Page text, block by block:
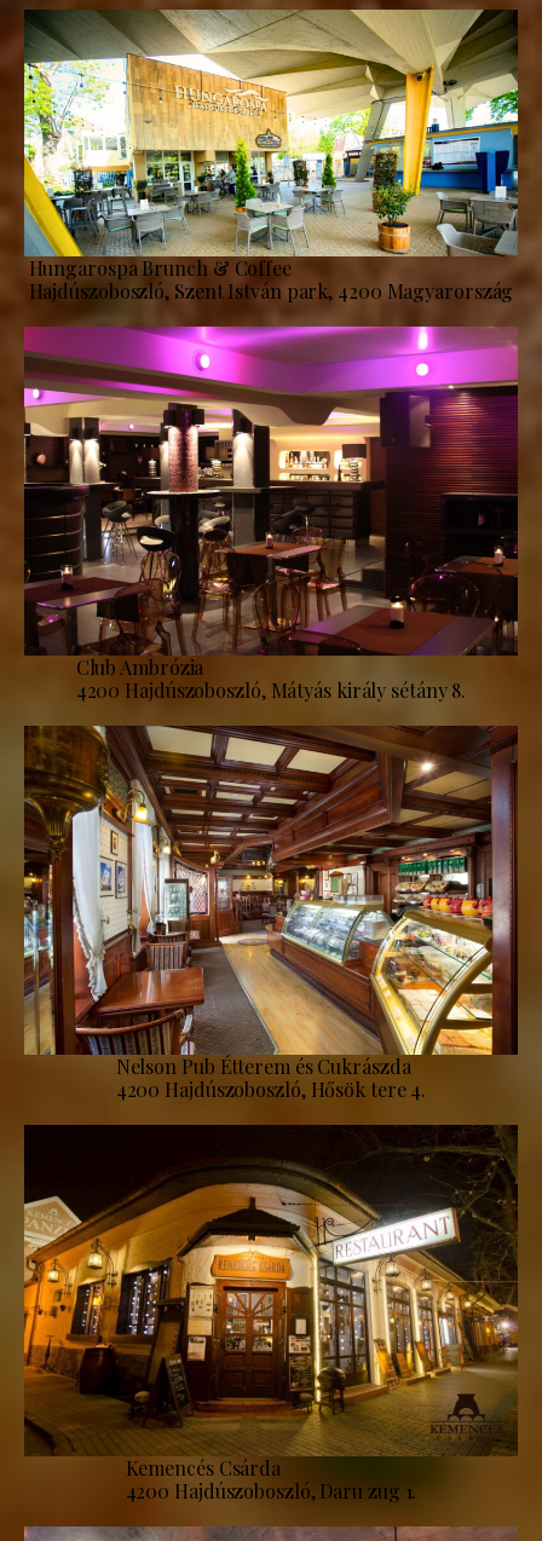
Hungarospa Brunch & Coffee
Hajdúszoboszló, Szent István park, 4200 Magyarország
Club Ambrózia
4200 Hajdúszoboszló, Mátyás király sétány 8.
Nelson Pub Étterem és Cukrászda
4200 Hajdúszoboszló, Hősök tere 4.
Kemencés Csárda
4200 Hajdúszoboszló, Daru zug 1.